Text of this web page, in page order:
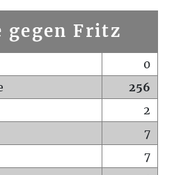
gegen Fritz
0
256
2
7
7